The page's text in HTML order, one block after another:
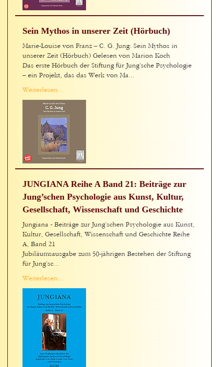
Sein Mythos in unserer Zeit (Hörbuch)
Marie-Louise von Franz – C. G. Jung: Sein Mythos in
unserer Zeit (Hörbuch) Gelesen von Marion Koch
Das erste Hörbuch der Stiftung für Jung’sche Psychologie
– ein Projekt, das das Werk von Ma...
Weiterlesen...
JUNGIANA Reihe A Band 21: Beiträge zur
Jung’schen Psychologie aus Kunst, Kultur,
Gesellschaft, Wissenschaft und Geschichte
Jungiana - Beiträge zur Jung’schen Psychologie aus Kunst,
Kultur, Gesellschaft, Wissenschaft und Geschichte Reihe
A, Band 21
Jubiläumsausgabe zum 50-jährigen Bestehen der Stiftung
für Jung’sc...
Weiterlesen...